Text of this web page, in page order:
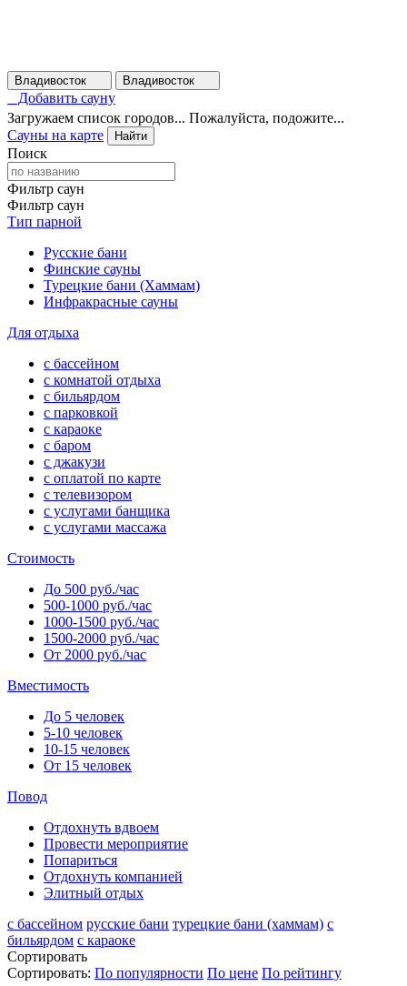
Владивосток Владивосток
Добавить сауну
Загружаем список городов... Пожалуйста, подожите...
Сауны на карте
Найти
Поиск
Фильтр саун
Фильтр саун
Тип парной
Русские бани
Финские сауны
Турецкие бани (Хаммам)
Инфракрасные сауны
Для отдыха
с бассейном
с комнатой отдыха
с бильярдом
с парковкой
с караоке
с баром
с джакузи
с оплатой по карте
с телевизором
с услугами банщика
с услугами массажа
Стоимость
До 500 руб./час
500-1000 руб./час
1000-1500 руб./час
1500-2000 руб./час
От 2000 руб./час
Вместимость
До 5 человек
5-10 человек
10-15 человек
От 15 человек
Повод
Отдохнуть вдвоем
Провести мероприятие
Попариться
Отдохнуть компанией
Элитный отдых
с бассейном русские бани турецкие бани (хаммам) с
бильярдом с караоке
Сортировать
Сортировать: По популярности По цене По рейтингу